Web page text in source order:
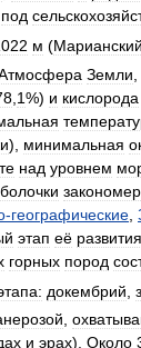
под
м (Марианский
Земли,
,1%) и кислорода
), минимальная
над уровнем
-географические,
этап её развития
горных пород
докембрий
и эрах). Около